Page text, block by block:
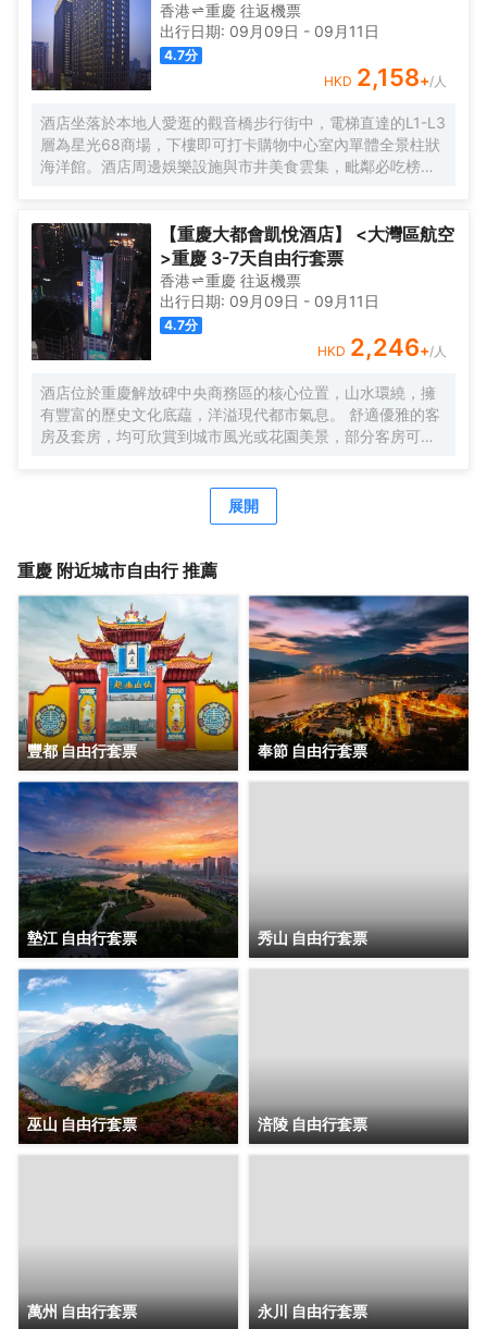
香港 重慶 往返機票
出行日期: 09月09日 - 09月11日
4.7分
HKD 2,158+/人
酒店坐落於本地人愛逛的觀音橋步行街中，電梯直達的L1-L3
層為星光68商場，下樓即可打卡購物中心室內單體全景柱狀
海洋館。酒店周邊娛樂設施與市井美食雲集，毗鄰必吃榜叁
謐下榻之選，亦可同時感受本地市井與時尚都會的穿越樂
趣。
【重慶大都會凱悅酒店】 <大灣區航空
>重慶 3-7天自由行套票
香港 重慶 往返機票
出行日期: 09月09日 - 09月11日
4.7分
HKD 2,246+/人
酒店位於重慶解放碑中央商務區的核心位置，山水環繞，擁
有豐富的歷史文化底藴，洋溢現代都市氣息。 舒適優雅的客
房及套房，均可欣賞到城市風光或花園美景，部分客房可俯
議空間及1,000平米戶外屋頂花園步道，綠徑通幽，適合舉辦
展開
重慶 附近城市自由行 推薦
豐都 自由行套票 奉節 自由行套票
墊江 自由行套票 秀山 自由行套票
巫山 自由行套票 涪陵 自由行套票
萬州 自由行套票 永川 自由行套票